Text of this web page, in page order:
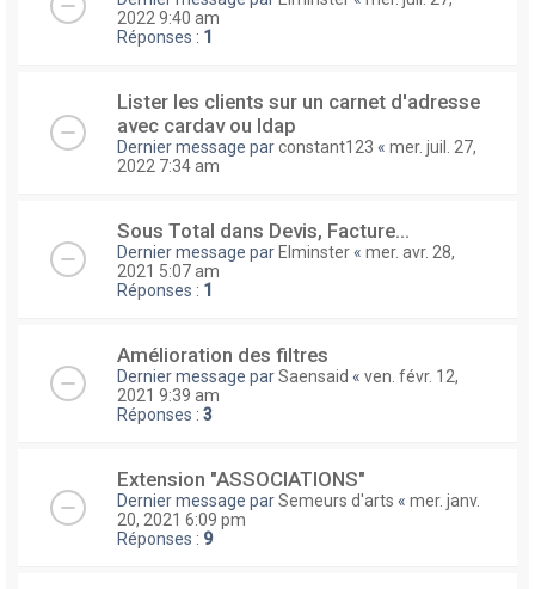
2022 9:40 am
Réponses : 1
Lister les clients sur un carnet d'adresse
avec cardav ou ldap
Dernier message parconstant123 « mer. juil. 27,
2022 7:34 am
Sous Total dans Devis, Facture...
Dernier message parElminster « mer. avr. 28,
2021 5:07 am
Réponses : 1
Amélioration des filtres
Dernier message parSaensaid « ven. févr. 12,
2021 9:39 am
Réponses : 3
Extension "ASSOCIATIONS"
Dernier message parSemeurs d'arts « mer. janv.
20, 2021 6:09 pm
Réponses : 9